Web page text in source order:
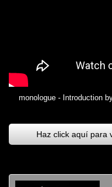
monologue - Introduction
Haz click aquí para